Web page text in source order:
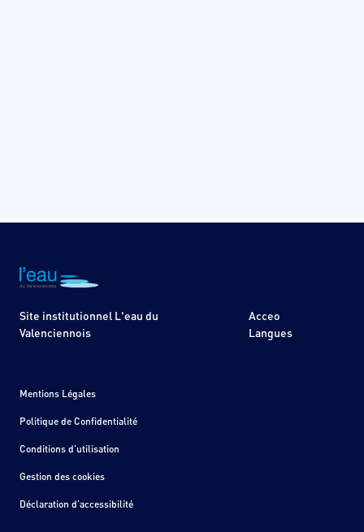
Site institutionnel L'eau du
Valenciennois
Acceo
Langues
Mentions Légales
Politique de Confidentialité
Conditions d'utilisation
Gestion des cookies
Déclaration d'accessibilité